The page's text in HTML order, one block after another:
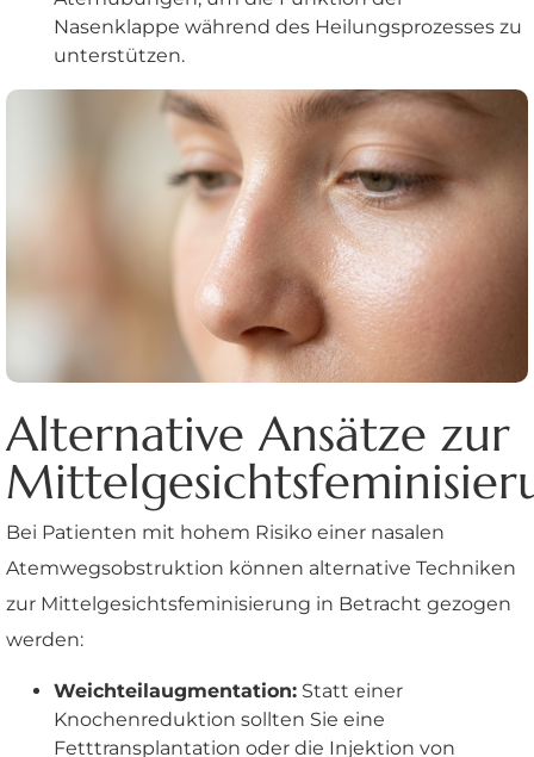
Nasenklappe während des Heilungsprozesses zu
unterstützen.
Alternative Ansätze zur
Bei Patienten mit hohem Risiko einer nasalen
Atemwegsobstruktion können alternative Techniken
zur Mittelgesichtsfeminisierung in Betracht gezogen
werden:
Weichteilaugmentation: Statt einer
Knochenreduktion sollten Sie eine
Fetttransplantation oder die Injektion von